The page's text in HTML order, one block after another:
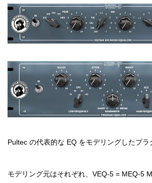
Pultec の代表的な EQ をモデリングしたプラ
モデリング元はそれぞれ、VEQ-5 = MEQ-5